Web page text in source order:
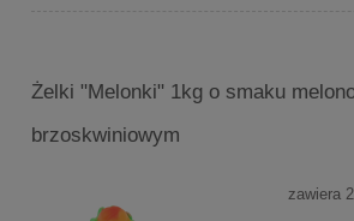
Żelki "Melonki" 1kg o smaku
brzoskwiniowym
zawiera